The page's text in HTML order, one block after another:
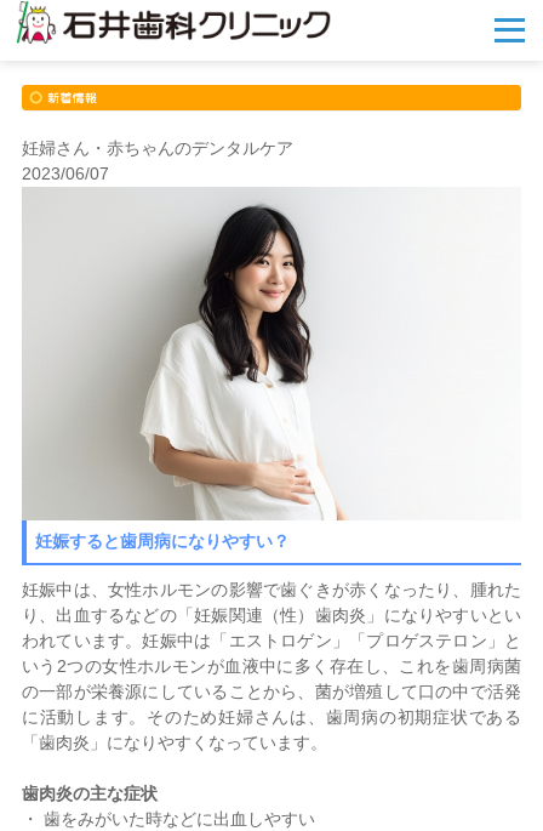
メ
ニ
妊婦さん・赤ちゃんのデンタルケア
2023/06/07
妊娠すると歯周病になりやすい？
妊娠中は、女性ホルモンの影響で歯ぐきが赤くなったり、腫れた
り、出血するなどの「妊娠関連（性）歯肉炎」になりやすいとい
われています。妊娠中は「エストロゲン」「プロゲステロン」と
いう 2つの女性ホルモンが血液中に多く存在し、これを歯周病菌
の一部が栄養源にしていることから、菌が増殖して口の中で活発
に活動します。そのため妊婦さんは、歯周病の初期症状である
「歯肉炎」になりやすくなっています。
歯肉炎の主な症状
・ 歯をみがいた時などに出血しやすい